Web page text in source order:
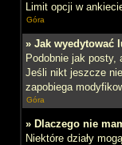
Limit opcji w
Góra
» Jak wyedytować
Podobnie jak
Jeśli nikt jeszcze
zapobiega
Góra
» Dlaczego nie
Niektóre działy